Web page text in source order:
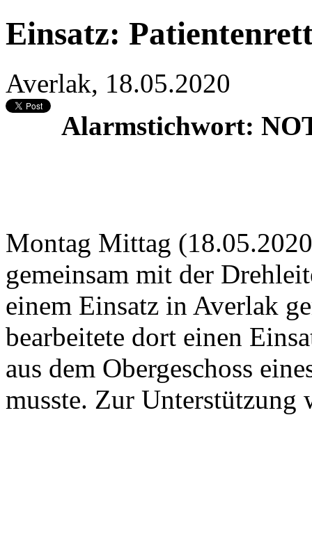
Einsatz:
Averlak, 18.05.2020
Alarmstichwort:
Montag Mittag
gemeinsam mit der
einem Einsatz in Averlak
bearbeitete dort einen
aus dem Obergeschoss
musste. Zur Unterstützung